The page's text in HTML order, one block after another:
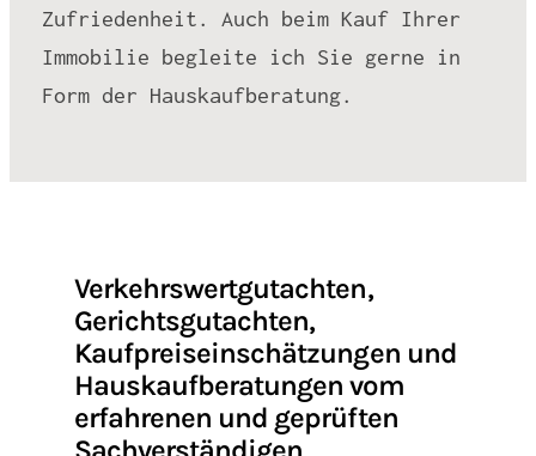
Zufriedenheit. Auch beim Kauf Ihrer
Immobilie begleite ich Sie gerne in
Form der Hauskaufberatung.
Verkehrswertgutachten,
Gerichtsgutachten,
Kaufpreiseinschätzungen und
Hauskaufberatungen vom
erfahrenen und geprüften